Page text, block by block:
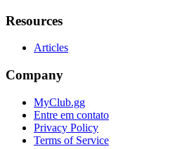
Resources
Articles
Company
MyClub.gg
Entre em contato
Privacy Policy
Terms of Service